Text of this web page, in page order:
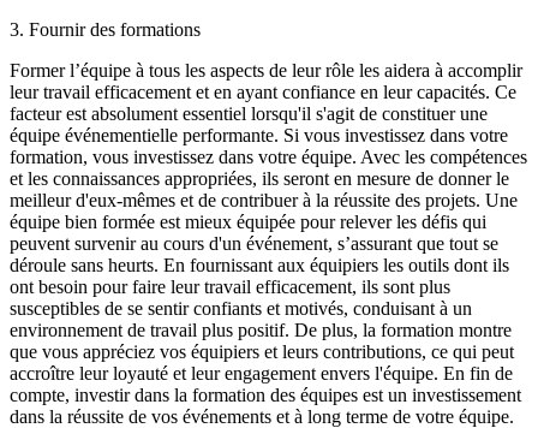
3. Fournir des formations
Former l’équipe à tous les aspects de leur rôle les aidera à accomplir
leur travail efficacement et en ayant confiance en leur capacités. Ce
facteur est absolument essentiel lorsqu'il s'agit de constituer une
équipe événementielle performante. Si vous investissez dans votre
formation, vous investissez dans votre équipe. Avec les compétences
et les connaissances appropriées, ils seront en mesure de donner le
meilleur d'eux-mêmes et de contribuer à la réussite des projets. Une
équipe bien formée est mieux équipée pour relever les défis qui
peuvent survenir au cours d'un événement, s’assurant que tout se
déroule sans heurts. En fournissant aux équipiers les outils dont ils
ont besoin pour faire leur travail efficacement, ils sont plus
susceptibles de se sentir confiants et motivés, conduisant à un
environnement de travail plus positif. De plus, la formation montre
que vous appréciez vos équipiers et leurs contributions, ce qui peut
accroître leur loyauté et leur engagement envers l'équipe. En fin de
compte, investir dans la formation des équipes est un investissement
dans la réussite de vos événements et à long terme de votre équipe.